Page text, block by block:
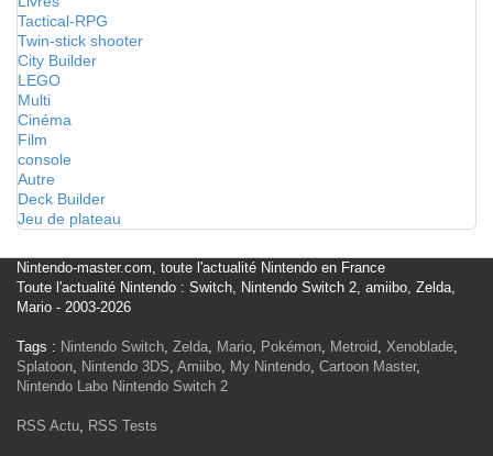
Tactical-RPG
Twin-stick shooter
City Builder
LEGO
Multi
Cinéma
Film
console
Autre
Deck Builder
Jeu de plateau
Nintendo-master.com, toute l'actualité Nintendo en France
Toute l'actualité Nintendo : Switch, Nintendo Switch 2, amiibo, Zelda,
Mario - 2003-2026
Tags : Nintendo Switch, Zelda, Mario, Pokémon, Metroid, Xenoblade,
Splatoon, Nintendo 3DS, Amiibo, My Nintendo, Cartoon Master,
Nintendo Labo Nintendo Switch 2
RSS Actu, RSS Tests